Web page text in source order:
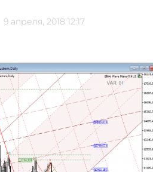
9 апреля, 2018 12:17